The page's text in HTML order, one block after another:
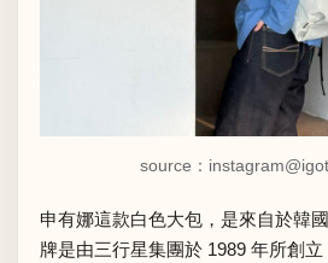
source：instagram
申有娜這款白色大包，是來自於韓
牌是由三行星集團於 1989 年所創